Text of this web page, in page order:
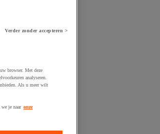
Verder zonder accepteren >
browser. Met deze
analyseren.
Als u meer wilt
je naar onze